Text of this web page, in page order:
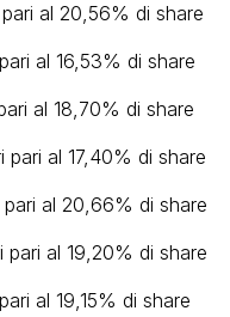
al 20,56% di share
al 16,53% di share
al 18,70% di share
al 17,40% di share
al 20,66% di share
al 19,20% di share
al 19,15% di share